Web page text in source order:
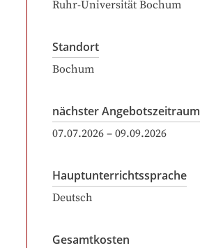
Ruhr-Universität Bochum
Standort
Bochum
nächster Angebotszeitraum
07.07.2026 – 09.09.2026
Hauptunterrichtssprache
Deutsch
Gesamtkosten